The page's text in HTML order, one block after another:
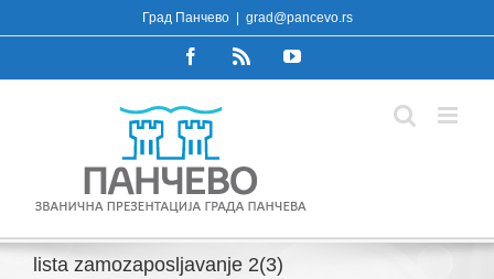
to
Град Панчево grad@pancevo.rs
FacebookRss YouTube
lista zamozaposljavanje 2(3)